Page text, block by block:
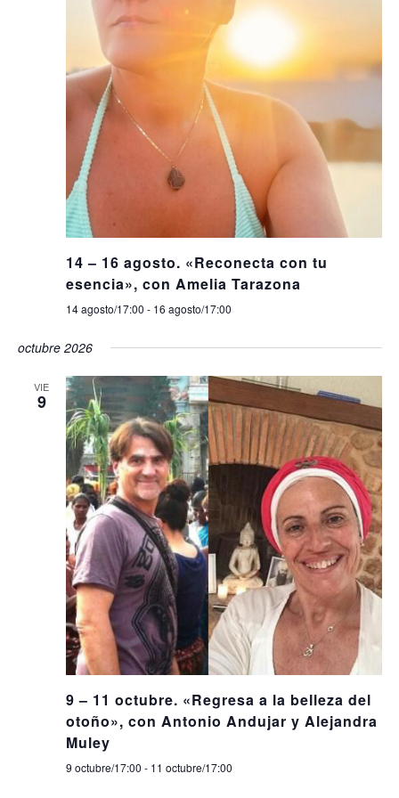
14 – 16 agosto. «Reconecta con tu
esencia», con Amelia Tarazona
14 agosto/17:00 - 16 agosto/17:00
octubre 2026
VIE
9
9 – 11 octubre. «Regresa a la belleza del
otoño», con Antonio Andujar y Alejandra
Muley
9 octubre/17:00 - 11 octubre/17:00